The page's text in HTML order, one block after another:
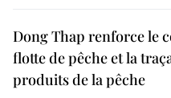
Dong Thap renforce le
flotte de pêche et la
produits de la pêche